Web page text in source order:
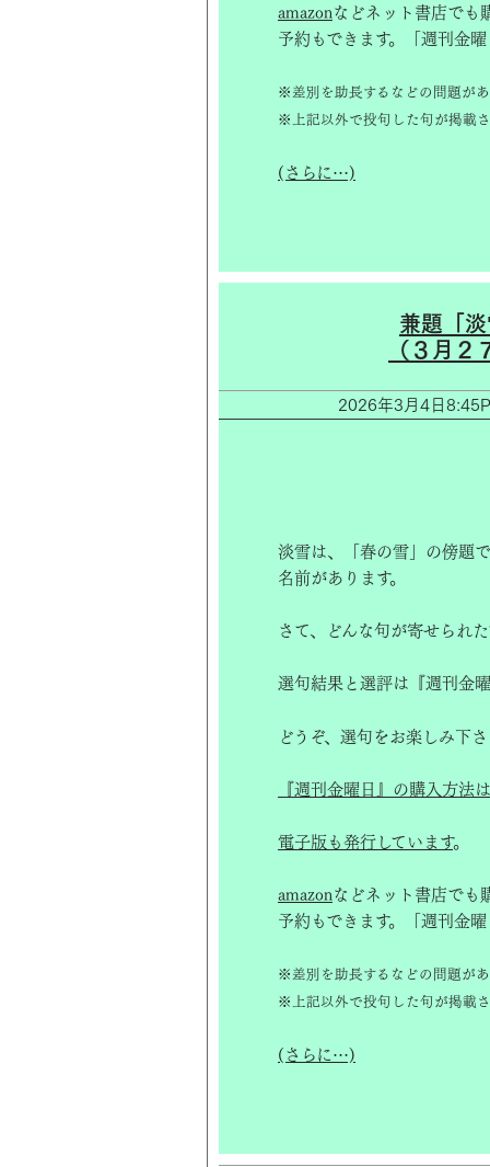
amazon などネット書店でも
予約もできます。「週刊金
※差別を助長するなどの問題が
※上記以外で投句した句が掲載
(さらに…)
兼題「
（３月２
2026年3月4日
淡雪は、「春の雪」の傍題
名前があります。
さて、どんな句が寄せられ
選句結果と選評は『週刊金
どうぞ、選句をお楽しみ下
『週刊金曜日』の購入方法
電子版も発行しています。
amazon などネット書店でも
予約もできます。「週刊金
※差別を助長するなどの問題が
※上記以外で投句した句が掲載
(さらに…)